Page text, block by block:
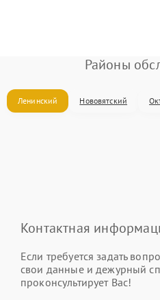
Районы
Ленинский Нововятский
Контактная
Если требуется задать
свои данные и дежурный
проконсультирует Вас!